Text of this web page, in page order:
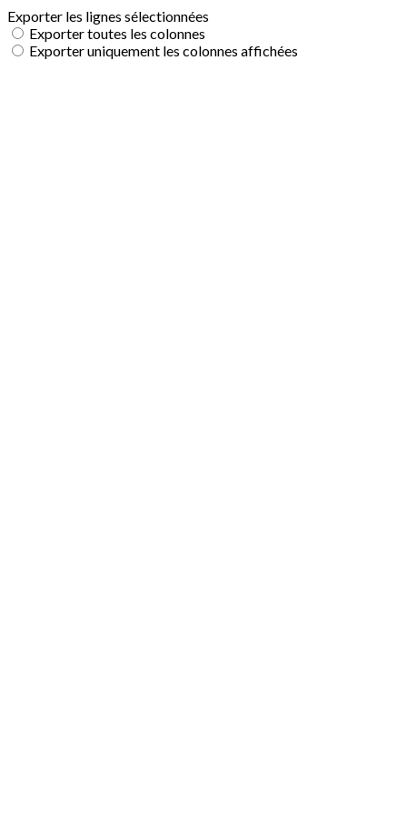
Exporter les lignes sélectionnées
Exporter toutes les colonnes
Exporter uniquement les colonnes affichées